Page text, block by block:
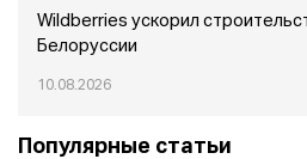
Wildberries ускорил
Белоруссии
10.08.2026
Популярные статьи